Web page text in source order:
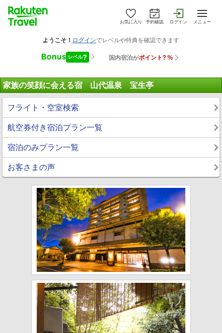
お気に入り 予約確認 ログイン メニュー
家族の笑顔に会える宿 山代温泉 宝生亭
フライト・空室検索
航空券付き宿泊プラン一覧
宿泊のみプラン一覧
お客さまの声